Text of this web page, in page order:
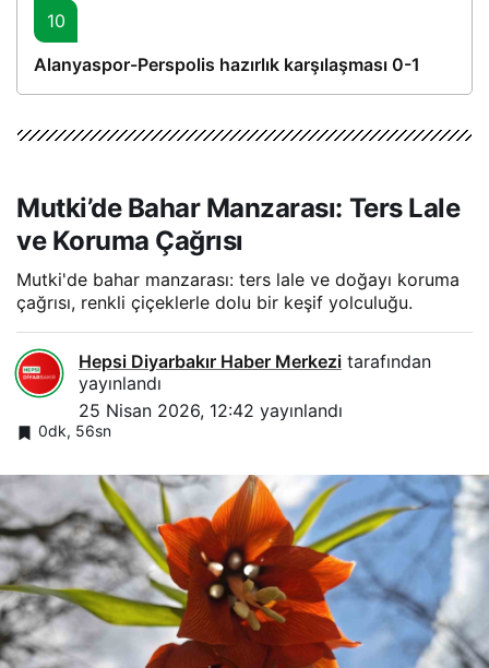
10
Alanyaspor-Perspolis hazırlık karşılaşması 0-1
Mutki’de Bahar Manzarası: Ters Lale
ve Koruma Çağrısı
Mutki'de bahar manzarası: ters lale ve doğayı koruma
çağrısı, renkli çiçeklerle dolu bir keşif yolculuğu.
Hepsi Diyarbakır Haber Merkezi tarafından
yayınlandı
25 Nisan 2026, 12:42 yayınlandı
0dk, 56sn